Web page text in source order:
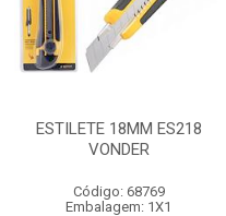
ESTILETE 18MM ES218
VONDER
Código: 68769
Embalagem: 1X1